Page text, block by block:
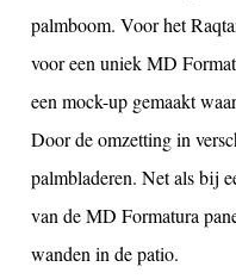
palmboom. Voor het
voor een uniek MD
een mock-up gemaakt
Door de omzetting in
palmbladeren. Net als bij
van de MD Formatura
wanden in de patio.